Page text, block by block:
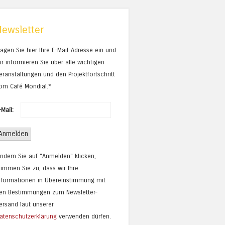
Sie hier Ihre E-Mail-Adresse ein und
informieren Sie über alle wichtigen
und den Projektfortschritt
Café Mondial.*
Mail:
Sie auf "Anmelden" klicken,
Sie zu, dass wir Ihre
in Übereinstimmung mit
Bestimmungen zum Newsletter-
laut unserer
verwenden dürfen.